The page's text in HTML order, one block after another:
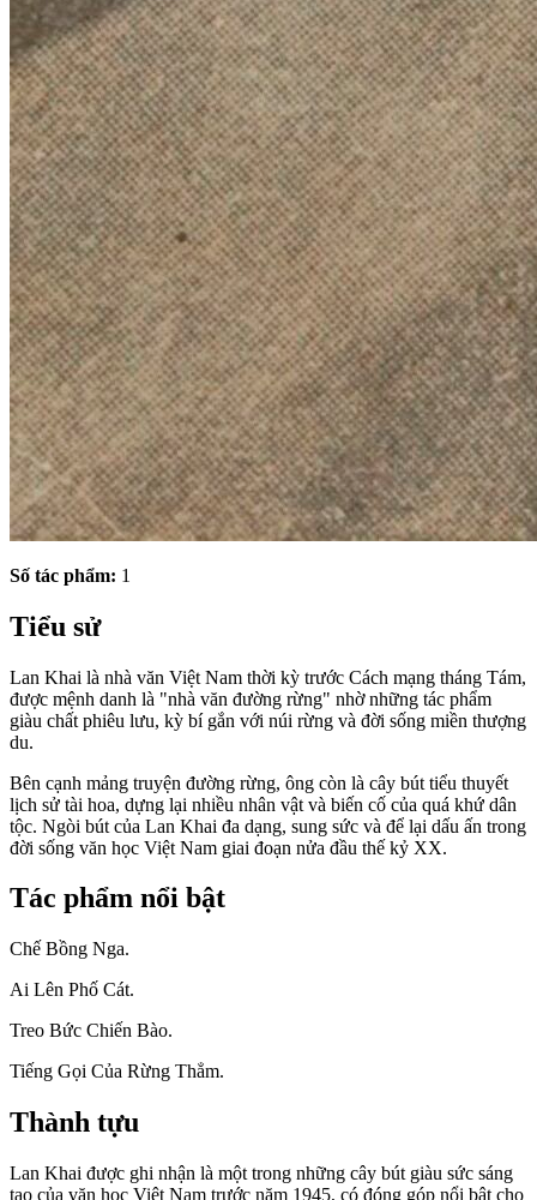
Số tác phẩm: 1
Tiểu sử
Lan Khai là nhà văn Việt Nam thời kỳ trước Cách mạng tháng Tám,
được mệnh danh là "nhà văn đường rừng" nhờ những tác phẩm
giàu chất phiêu lưu, kỳ bí gắn với núi rừng và đời sống miền thượng
du.
Bên cạnh mảng truyện đường rừng, ông còn là cây bút tiểu thuyết
lịch sử tài hoa, dựng lại nhiều nhân vật và biến cố của quá khứ dân
tộc. Ngòi bút của Lan Khai đa dạng, sung sức và để lại dấu ấn trong
đời sống văn học Việt Nam giai đoạn nửa đầu thế kỷ XX.
Tác phẩm nổi bật
Chế Bồng Nga.
Ai Lên Phố Cát.
Treo Bức Chiến Bào.
Tiếng Gọi Của Rừng Thẳm.
Thành tựu
Lan Khai được ghi nhận là một trong những cây bút giàu sức sáng
tạo của văn học Việt Nam trước năm 1945, có đóng góp nổi bật cho